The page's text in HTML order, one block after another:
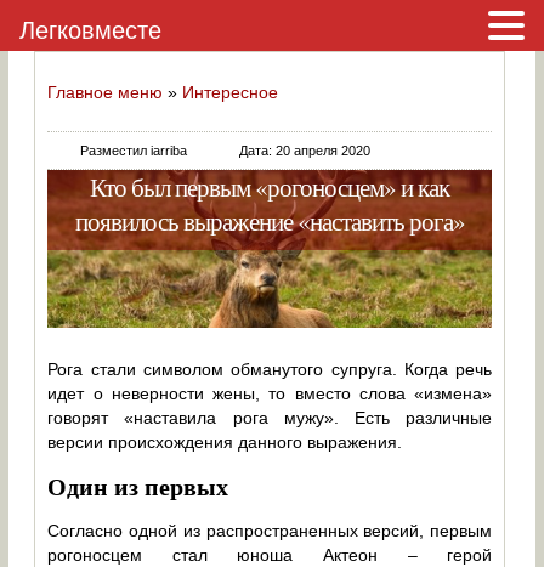
Главное меню » Интересное
Разместил iarriba Дата: 20 апреля 2020
Кто был первым «рогоносцем» и как
появилось выражение «наставить рога»
Рога стали символом обманутого супруга. Когда речь
идет о неверности жены, то вместо слова «измена»
говорят «наставила рога мужу». Есть различные
версии происхождения данного выражения.
Один из первых
Согласно одной из распространенных версий, первым
рогоносцем стал юноша Актеон – герой
Легковместе